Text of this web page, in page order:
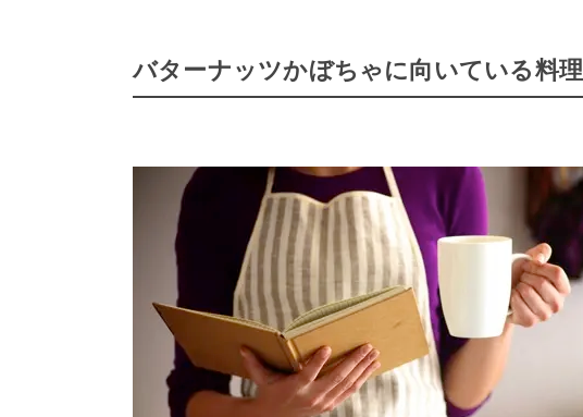
バターナッツかぼちゃに向いている料理